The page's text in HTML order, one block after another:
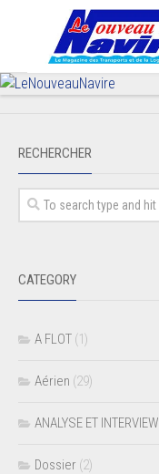
RECHERCHER
CATEGORY
A FLOT (1)
Aérien (29)
ANALYSE ET INTERVIEW
Dossier (2)